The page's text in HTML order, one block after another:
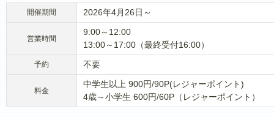
開催期間 2026年4月26日～
営業時間
9:00～12:00
13:00～17:00（最終受付16:00）
予約 不要
料金
中学生以上 900円/90P(レジャーポイント)
4歳～小学生 600円/60P（レジャーポイント）